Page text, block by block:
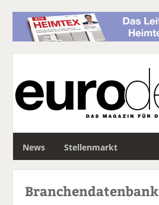
News Stellenmarkt
Branchendatenbank